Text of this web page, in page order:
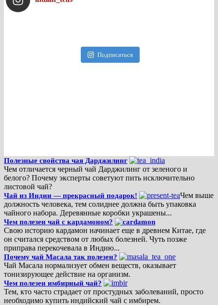
Подписаться
Полезные свойства чая Дарджилинг
Чем отличается черный чай Дарджилинг от зеленого и
белого? Почему эксперты советуют пить исключительно
листовой чай?
Чай из Индии — прекрасный подарок!
Чем выше
должность человека, тем солиднее должна быть упаковка
чайного набора. Деревянные коробки украшены...
Чем полезен чай с кардамоном?
Свою историю кардамон начинает еще в древнем Китае, где
он считался средством от любых болезней. Чуть позже
приправа перекочевала в Индию...
Почему чай Масала так полезен?
Чай Масала нормализует обмен веществ, оказывает
тонизирующее действие на организм.
Чем полезен имбирный чай?
Тем, кто часто страдает от простудных заболеваний, просто
необходимо купить индийский чай с имбирем.